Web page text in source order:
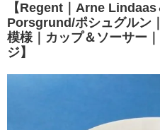
【Regent｜Arne Lindaas
Porsgrund/ポシュグルン
模様｜カップ＆ソーサー
ジ】